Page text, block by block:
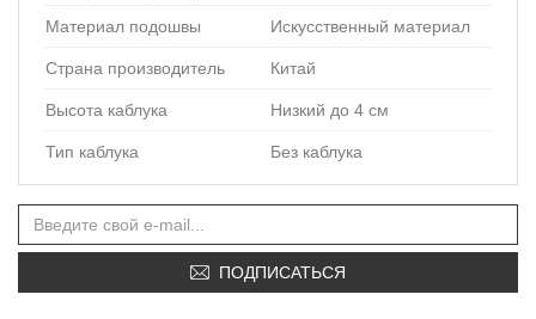
Материал подошвы Искусственный материал
Страна производитель Китай
Высота каблука Низкий до 4 см
Тип каблука Без каблука
ПОДПИСАТЬСЯ